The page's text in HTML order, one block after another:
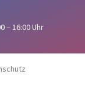
– 16:00 Uhr